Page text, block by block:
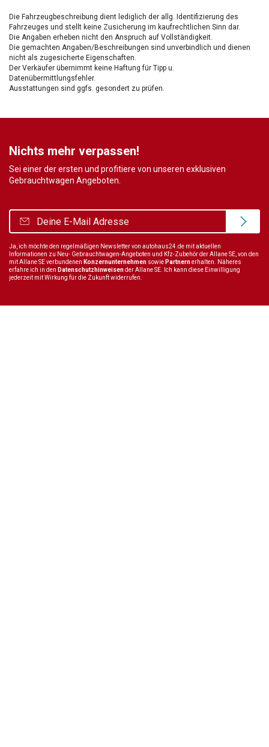
Die Fahrzeugbeschreibung dient lediglich der allg. Identifizierung des
Fahrzeuges und stellt keine Zusicherung im kaufrechtlichen Sinn dar.
Die Angaben erheben nicht den Anspruch auf Vollständigkeit.
Die gemachten Angaben/Beschreibungen sind unverbindlich und dienen
nicht als zugesicherte Eigenschaften.
Der Verkäufer übernimmt keine Haftung für Tipp u.
Datenübermittlungsfehler.
Ausstattungen sind ggfs. gesondert zu prüfen.
Nichts mehr verpassen!
Sei einer der ersten und profitiere von unseren exklusiven
Gebrauchtwagen Angeboten.
Ja, ich möchte den regelmäßigen Newsletter von autohaus24.de mit aktuellen
Informationen zu Neu- Gebrauchtwagen-Angeboten und Kfz-Zubehör der Allane SE, von den
mit Allane SE verbundenen Konzernunternehmen sowie Partnernerhalten. Näheres
erfahre ich in den Datenschutzhinweisender Allane SE. Ich kann diese Einwilligung
jederzeit mit Wirkung für die Zukunft widerrufen.